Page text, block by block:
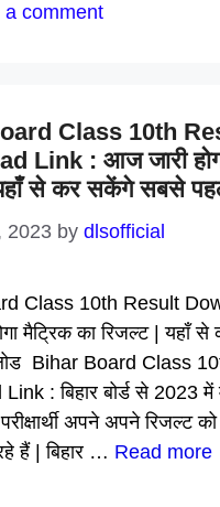
a comment
Class 10th
Link : आज जारी
से कर सकेंगे सबसे
2023 by dlsofficial
Class 10th Result
मैट्रिक का रिजल्ट | यहाँ
Bihar Board Class
: बिहार बोर्ड से 2023 में
अपने अपने रिजल्ट
हैं | बिहार … Read more